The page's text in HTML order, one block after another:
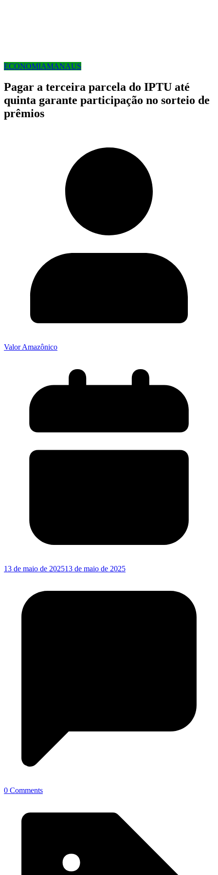
ECONOMIAMANAUS
Pagar a terceira parcela do IPTU até
quinta garante participação no sorteio de
prêmios
Valor Amazônico
13 de maio de 202513 de maio de 2025
0 Comments